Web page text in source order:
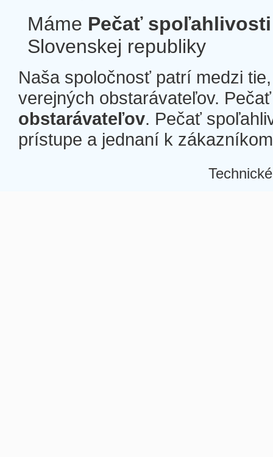
Máme Pečať spoľahlivosti
Slovenskej republiky
Naša spoločnosť patrí medzi
verejných obstarávateľov.
obstarávateľov. Pečať
prístupe a jednaní k